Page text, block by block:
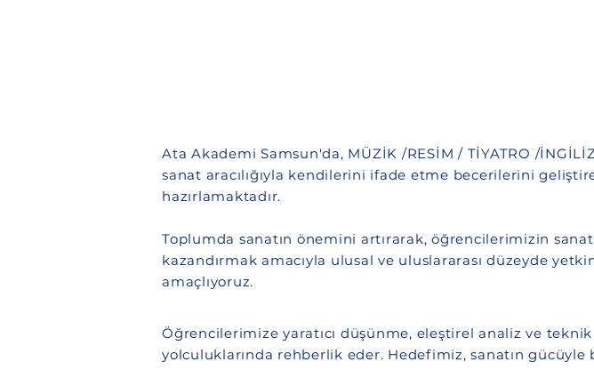
Ata Akademi Samsun'da, MÜZİK /RESİM / TİYATRO /
sanat aracılığıyla kendilerini ifade etme becerilerini
hazırlamaktadır.
Toplumda sanatın önemini artırarak, öğrencilerimizin
kazandırmak amacıyla ulusal ve uluslararası düzeyde
amaçlıyoruz.
Öğrencilerimize yaratıcı düşünme, eleştirel analiz ve
yolculuklarında rehberlik eder. Hedefimiz, sanatın